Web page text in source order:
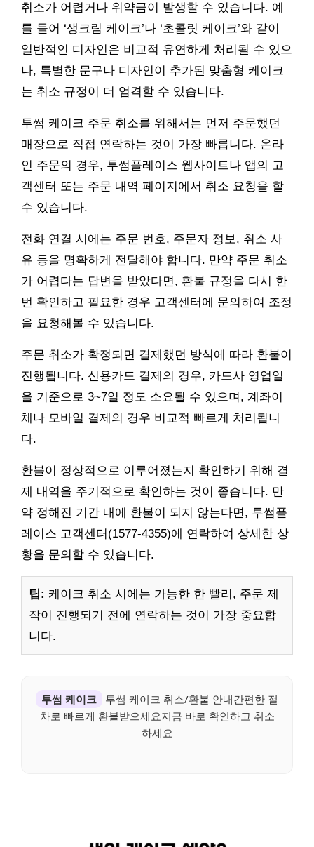
취소가 어렵거나 위약금이 발생할 수 있습니다. 예
를 들어 ‘생크림 케이크’나 ‘초콜릿 케이크’와 같이
일반적인 디자인은 비교적 유연하게 처리될 수 있으
나, 특별한 문구나 디자인이 추가된 맞춤형 케이크
는 취소 규정이 더 엄격할 수 있습니다.
투썸 케이크 주문 취소를 위해서는 먼저 주문했던
매장으로 직접 연락하는 것이 가장 빠릅니다. 온라
인 주문의 경우, 투썸플레이스 웹사이트나 앱의 고
객센터 또는 주문 내역 페이지에서 취소 요청을 할
수 있습니다.
전화 연결 시에는 주문 번호, 주문자 정보, 취소 사
유 등을 명확하게 전달해야 합니다. 만약 주문 취소
가 어렵다는 답변을 받았다면, 환불 규정을 다시 한
번 확인하고 필요한 경우 고객센터에 문의하여 조정
을 요청해볼 수 있습니다.
주문 취소가 확정되면 결제했던 방식에 따라 환불이
진행됩니다. 신용카드 결제의 경우, 카드사 영업일
을 기준으로 3~7일 정도 소요될 수 있으며, 계좌이
체나 모바일 결제의 경우 비교적 빠르게 처리됩니
다.
환불이 정상적으로 이루어졌는지 확인하기 위해 결
제 내역을 주기적으로 확인하는 것이 좋습니다. 만
약 정해진 기간 내에 환불이 되지 않는다면, 투썸플
레이스 고객센터(1577-4355)에 연락하여 상세한 상
황을 문의할 수 있습니다.
팁: 케이크 취소 시에는 가능한 한 빨리, 주문 제
작이 진행되기 전에 연락하는 것이 가장 중요합
니다.
투썸 케이크
투썸 케이크 취소/환불 안내간편한 절
차로 빠르게 환불받으세요지금 바로 확인하고 취소
하세요